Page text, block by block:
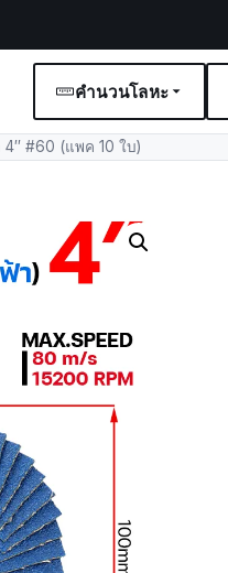
คำนวนโลหะ
#60 (แพค 10 ใบ)